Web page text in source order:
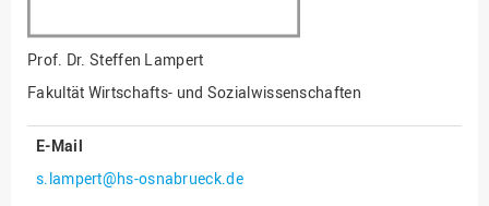
Gesellschaftliches
Hochschulleitung
Hochschulplanung/-
Prof. Dr. Steffen Lampert
Fakultät Wirtschafts- und Sozialwissenschaften
E-Mail
s.lampert@hs-osnabrueck.de